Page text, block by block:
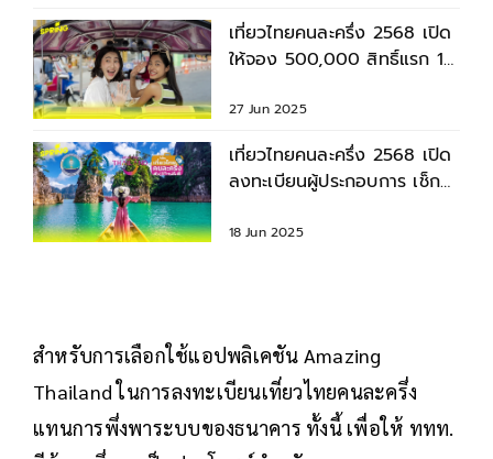
เที่ยวไทยคนละครึ่ง 2568 เปิด
ให้จอง 500,000 สิทธิ์แรก 1
27 Jun 2025
เที่ยวไทยคนละครึ่ง 2568 เปิด
ลงทะเบียนผู้ประกอบการ เช็ก
18 Jun 2025
สำหรับการเลือกใช้แอปพลิเคชัน Amazing
Thailand ในการลงทะเบียนเที่ยวไทยคนละครึ่ง
แทนการพึ่งพาระบบของธนาคาร ทั้งนี้ เพื่อให้ ททท.